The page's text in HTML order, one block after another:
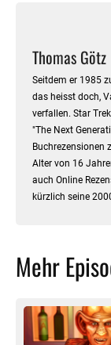
Thomas Götz
Seitdem er 1985
das heisst doch,
verfallen. Star
"The Next
Buchrezensionen
Alter von 16
auch Online
kürzlich seine
Mehr